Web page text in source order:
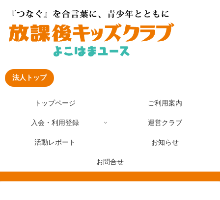
法人トップ
トップページ ご利用案内
入会・利用登録 運営クラブ
活動レポート お知らせ
お問合せ